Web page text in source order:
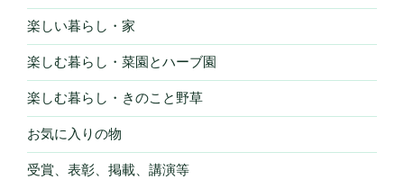
楽しい暮らし・家
楽しむ暮らし・菜園とハーブ園
楽しむ暮らし・きのこと野草
お気に入りの物
受賞、表彰、掲載、講演等